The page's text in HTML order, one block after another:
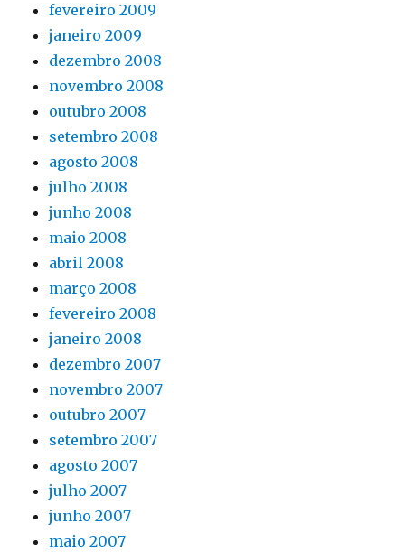
fevereiro 2009
janeiro 2009
dezembro 2008
novembro 2008
outubro 2008
setembro 2008
agosto 2008
julho 2008
junho 2008
maio 2008
abril 2008
março 2008
fevereiro 2008
janeiro 2008
dezembro 2007
novembro 2007
outubro 2007
setembro 2007
agosto 2007
julho 2007
junho 2007
maio 2007